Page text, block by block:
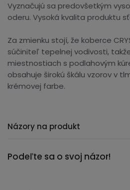
Vyznačujú sa predovšetkým
oderu. Vysoká kvalita produktu
Za zmienku stojí, že koberce
súčiniteľ tepelnej vodivosti,
miestnostiach s podlahovým
obsahuje širokú škálu vzorov v
krémovej farbe.
Názory na produkt
Podeľte sa o svoj názor!